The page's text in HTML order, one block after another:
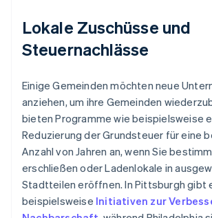
Lokale Zuschüsse und
Steuernachlässe
Einige Gemeinden möchten neue
anziehen, um ihre Gemeinden
bieten Programme wie beispielsweise
Reduzierung der Grundsteuer für eine
Anzahl von Jahren an, wenn Sie
erschließen oder Ladenlokale in
Stadtteilen eröffnen. In Pittsburgh gibt
beispielsweise Initiativen zur